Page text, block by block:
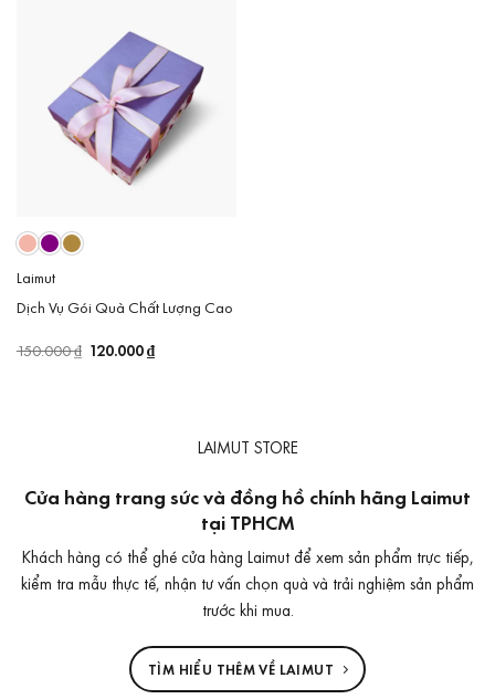
Laimut
Dịch Vụ Gói Quà Chất Lượng Cao
150.000₫ Giá
120.000₫
LAIMUT STORE
Cửa hàng trang sức và đồng hồ chính hãng Laimut
tại TPHCM
Khách hàng có thể ghé cửa hàng Laimut để xem sản phẩm trực tiếp,
kiểm tra mẫu thực tế, nhận tư vấn chọn quà và trải nghiệm sản phẩm
trước khi mua.
TÌM HIỂU THÊM VỀ LAIMUT